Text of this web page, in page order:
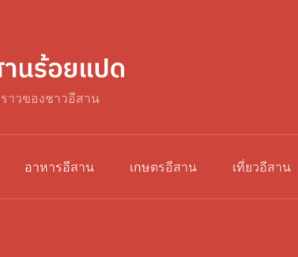
ราวของชาวอีสาน
อาหารอีสาน เกษตรอีสาน เที่ยวอีสาน